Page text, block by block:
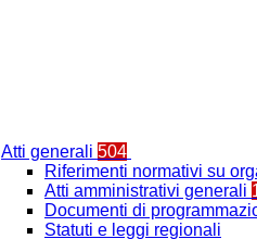
Atti generali 504
Riferimenti normativi su
Atti amministrativi generali
Documenti di
Statuti e leggi regionali